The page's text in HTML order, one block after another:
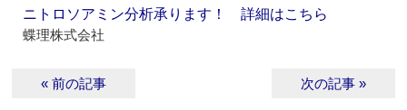
ニトロソアミン分析承ります！ 詳細はこちら
蝶理株式会社
« 前の記事 次の記事 »